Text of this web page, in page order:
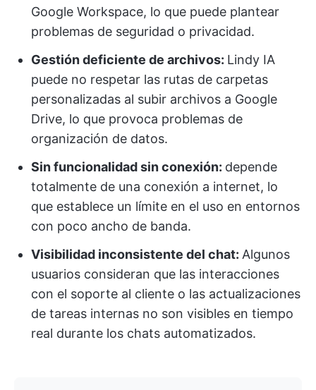
Google Workspace, lo que puede plantear
problemas de seguridad o privacidad.
Gestión deficiente de archivos: Lindy IA
puede no respetar las rutas de carpetas
personalizadas al subir archivos a Google
Drive, lo que provoca problemas de
organización de datos.
Sin funcionalidad sin conexión: depende
totalmente de una conexión a internet, lo
que establece un límite en el uso en entornos
con poco ancho de banda.
Visibilidad inconsistente del chat: Algunos
usuarios consideran que las interacciones
con el soporte al cliente o las actualizaciones
de tareas internas no son visibles en tiempo
real durante los chats automatizados.